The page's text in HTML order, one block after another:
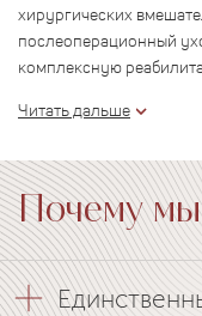
хирургических
послеоперационный
комплексную
Читать дальше
Почему мы